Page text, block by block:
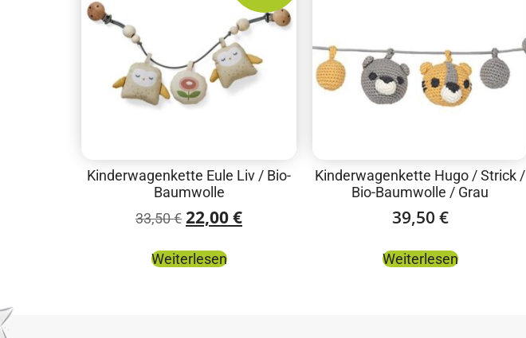
Kinderwagenkette Eule Liv / Bio-
Baumwolle
33,50€ 22,00€
Weiterlesen
Kinderwagenkette Hugo / Strick /
Bio-Baumwolle / Grau
39,50 €
Weiterlesen